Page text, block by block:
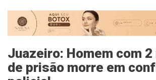
Juazeiro: Homem com
de prisão morre em